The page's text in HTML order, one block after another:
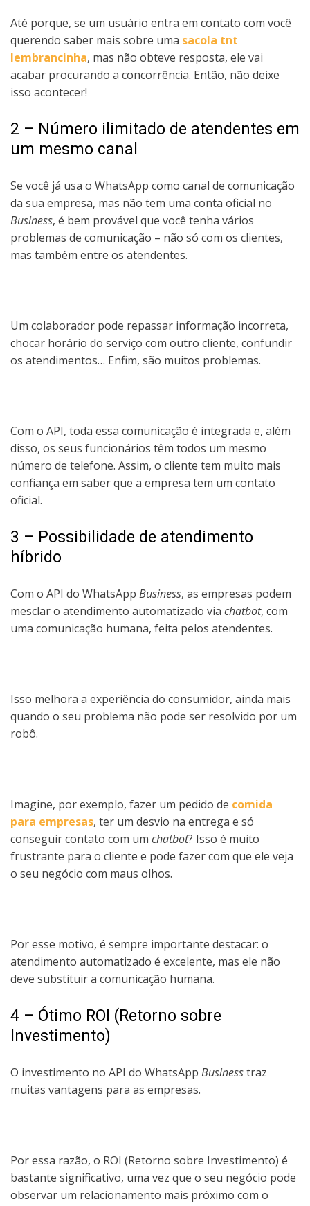
Até porque, se um usuário entra em contato com você
querendo saber mais sobre uma sacola tnt
lembrancinha, mas não obteve resposta, ele vai
acabar procurando a concorrência. Então, não deixe
isso acontecer!
2 – Número ilimitado de atendentes em
um mesmo canal
Se você já usa o WhatsApp como canal de comunicação
da sua empresa, mas não tem uma conta oficial no
Business, é bem provável que você tenha vários
problemas de comunicação – não só com os clientes,
mas também entre os atendentes.
Um colaborador pode repassar informação incorreta,
chocar horário do serviço com outro cliente, confundir
os atendimentos… Enfim, são muitos problemas.
Com o API, toda essa comunicação é integrada e, além
disso, os seus funcionários têm todos um mesmo
número de telefone. Assim, o cliente tem muito mais
confiança em saber que a empresa tem um contato
oficial.
3 – Possibilidade de atendimento
híbrido
Com o API do WhatsApp Business, as empresas podem
mesclar o atendimento automatizado via chatbot, com
uma comunicação humana, feita pelos atendentes.
Isso melhora a experiência do consumidor, ainda mais
quando o seu problema não pode ser resolvido por um
robô.
Imagine, por exemplo, fazer um pedido de comida
para empresas, ter um desvio na entrega e só
conseguir contato com um chatbot? Isso é muito
frustrante para o cliente e pode fazer com que ele veja
o seu negócio com maus olhos.
Por esse motivo, é sempre importante destacar: o
atendimento automatizado é excelente, mas ele não
deve substituir a comunicação humana.
4 – Ótimo ROI (Retorno sobre
Investimento)
O investimento no API do WhatsApp Businesstraz
muitas vantagens para as empresas.
Por essa razão, o ROI (Retorno sobre Investimento) é
bastante significativo, uma vez que o seu negócio pode
observar um relacionamento mais próximo com o